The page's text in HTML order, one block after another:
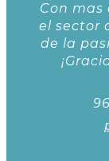
Con mas
el sector
de la